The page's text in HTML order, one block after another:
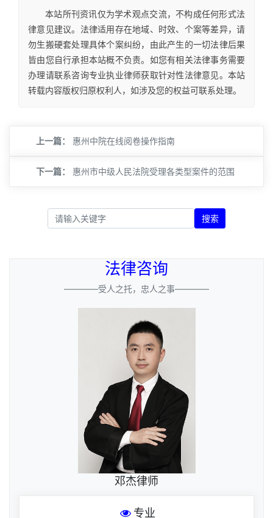
本站所刊资讯仅为学术观点交流，不构成任何形式法
律意见建议。法律适用存在地域、时效、个案等差异，请
勿生搬硬套处理具体个案纠纷，由此产生的一切法律后果
皆由您自行承担本站概不负责。如您有相关法律事务需要
办理请联系咨询专业执业律师获取针对性法律意见。本站
转载内容版权归原权利人，如涉及您的权益可联系处理。
上一篇： 惠州中院在线阅卷操作指南
下一篇： 惠州市中级人民法院受理各类型案件的范围
搜索
法律咨询
————受人之托，忠人之事————
邓杰律师
专业